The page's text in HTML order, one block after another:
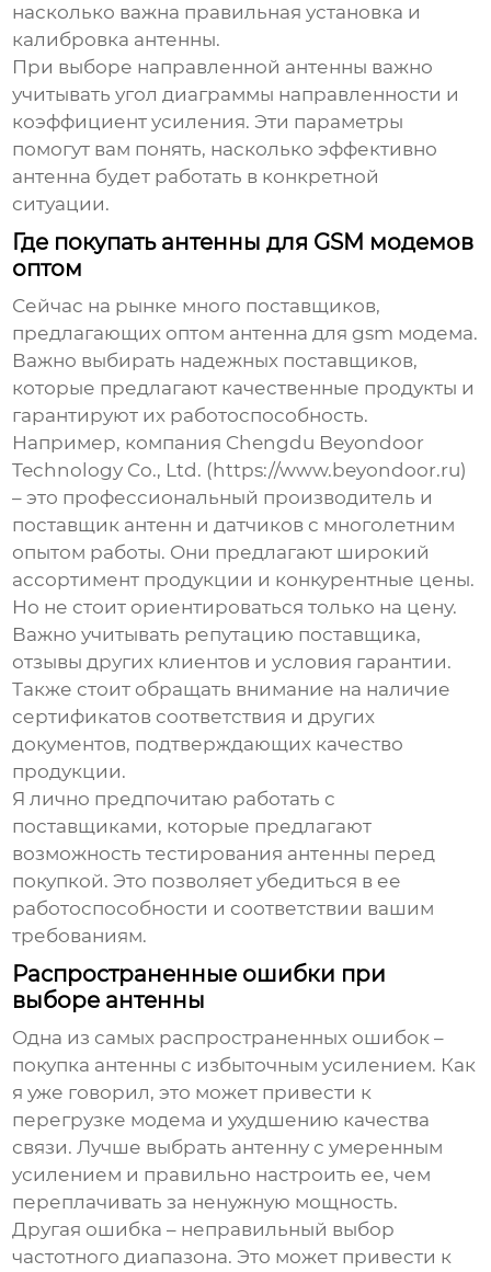
насколько важна правильная установка и
калибровка антенны.
При выборе направленной антенны важно
учитывать угол диаграммы направленности и
коэффициент усиления. Эти параметры
помогут вам понять, насколько эффективно
антенна будет работать в конкретной
ситуации.
Где покупать антенны для GSM модемов
оптом
Сейчас на рынке много поставщиков,
предлагающих оптом антенна для gsm модема.
Важно выбирать надежных поставщиков,
которые предлагают качественные продукты и
гарантируют их работоспособность.
Например, компания Chengdu Beyondoor
Technology Co., Ltd. (https://www.beyondoor.ru)
– это профессиональный производитель и
поставщик антенн и датчиков с многолетним
опытом работы. Они предлагают широкий
ассортимент продукции и конкурентные цены.
Но не стоит ориентироваться только на цену.
Важно учитывать репутацию поставщика,
отзывы других клиентов и условия гарантии.
Также стоит обращать внимание на наличие
сертификатов соответствия и других
документов, подтверждающих качество
продукции.
Я лично предпочитаю работать с
поставщиками, которые предлагают
возможность тестирования антенны перед
покупкой. Это позволяет убедиться в ее
работоспособности и соответствии вашим
требованиям.
Распространенные ошибки при
выборе антенны
Одна из самых распространенных ошибок –
покупка антенны с избыточным усилением. Как
я уже говорил, это может привести к
перегрузке модема и ухудшению качества
связи. Лучше выбрать антенну с умеренным
усилением и правильно настроить ее, чем
переплачивать за ненужную мощность.
Другая ошибка – неправильный выбор
частотного диапазона. Это может привести к